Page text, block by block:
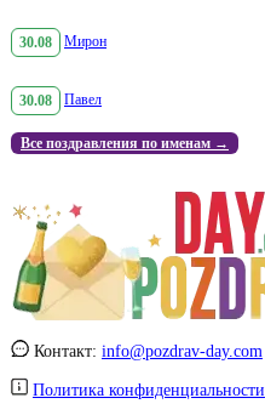
30.08 Мирон
30.08 Павел
Все поздравления по именам →
Контакт: info@pozdrav-day.com
Политика конфиденциальности